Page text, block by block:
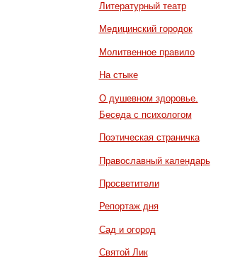
Литературный театр
Медицинский городок
Молитвенное правило
На стыке
О душевном здоровье.
Беседа с психологом
Поэтическая страничка
Православный календарь
Просветители
Репортаж дня
Сад и огород
Святой Лик